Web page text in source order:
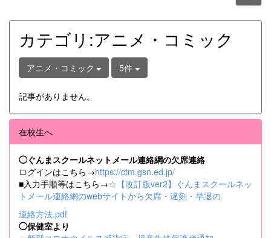
カテゴリ:アニメ・コミック
アニメ・コミック 5件
記事がありません。
在校生へ
◯ぐんまスクールネットメール連絡網の欠席連絡
ログインはこちら→https://ctm.gsn.ed.jp/
■入力手順等はこちら→☆【改訂版ver2】ぐんまスクールネッ
トメール連絡網のwebサイトから欠席・遅刻・早退の
連絡方法.pdf
◯保健室より